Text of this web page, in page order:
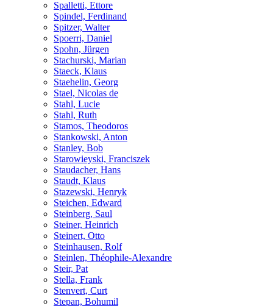
Spalletti, Ettore
Spindel, Ferdinand
Spitzer, Walter
Spoerri, Daniel
Spohn, Jürgen
Stachurski, Marian
Staeck, Klaus
Staehelin, Georg
Stael, Nicolas de
Stahl, Lucie
Stahl, Ruth
Stamos, Theodoros
Stankowski, Anton
Stanley, Bob
Starowieyski, Franciszek
Staudacher, Hans
Staudt, Klaus
Stazewski, Henryk
Steichen, Edward
Steinberg, Saul
Steiner, Heinrich
Steinert, Otto
Steinhausen, Rolf
Steinlen, Théophile-Alexandre
Steir, Pat
Stella, Frank
Stenvert, Curt
Stepan, Bohumil